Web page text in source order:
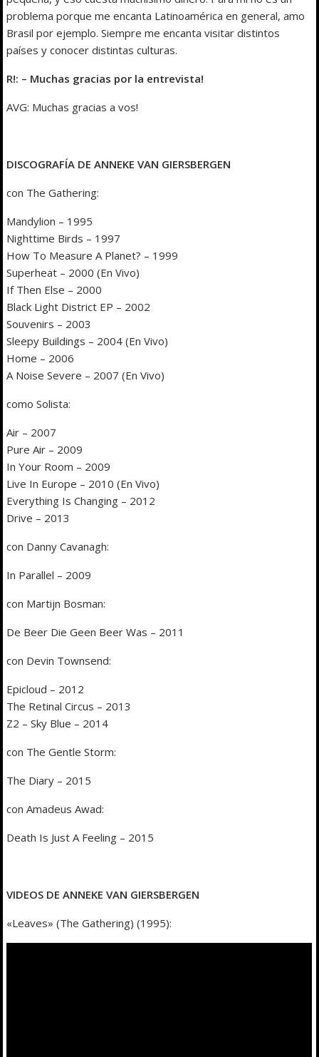
problema porque me encanta Latinoamérica en general, amo
Brasil por ejemplo. Siempre me encanta visitar distintos
países y conocer distintas culturas.
R!: – Muchas gracias por la entrevista!
AVG: Muchas gracias a vos!
DISCOGRAFÍA DE ANNEKE VAN GIERSBERGEN
con The Gathering:
Mandylion – 1995
Nighttime Birds – 1997
How To Measure A Planet? – 1999
Superheat – 2000 (En Vivo)
If Then Else – 2000
Black Light District EP – 2002
Souvenirs – 2003
Sleepy Buildings – 2004 (En Vivo)
Home – 2006
A Noise Severe – 2007 (En Vivo)
como Solista:
Air – 2007
Pure Air – 2009
In Your Room – 2009
Live In Europe – 2010 (En Vivo)
Everything Is Changing – 2012
Drive – 2013
con Danny Cavanagh:
In Parallel – 2009
con Martijn Bosman:
De Beer Die Geen Beer Was – 2011
con Devin Townsend:
Epicloud – 2012
The Retinal Circus – 2013
Z2 – Sky Blue – 2014
con The Gentle Storm:
The Diary – 2015
con Amadeus Awad:
Death Is Just A Feeling – 2015
VIDEOS DE ANNEKE VAN GIERSBERGEN
«Leaves» (The Gathering) (1995):